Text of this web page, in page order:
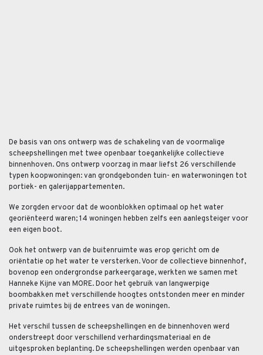
De basis van ons ontwerp was de schakeling van de voormalige
scheepshellingen met twee openbaar toegankelijke collectieve
binnenhoven. Ons ontwerp voorzag in maar liefst 26 verschillende
typen koopwoningen: van grondgebonden tuin- en waterwoningen tot
portiek- en galerijappartementen.
We zorgden ervoor dat de woonblokken optimaal op het water
georiënteerd waren; 14 woningen hebben zelfs een aanlegsteiger voor
een eigen boot.
Ook het ontwerp van de buitenruimte was erop gericht om de
oriëntatie op het water te versterken. Voor de collectieve binnenhof,
bovenop een ondergrondse parkeergarage, werkten we samen met
Hanneke Kijne van MORE. Door het gebruik van langwerpige
boombakken met verschillende hoogtes ontstonden meer en minder
private ruimtes bij de entrees van de woningen.
Het verschil tussen de scheepshellingen en de binnenhoven werd
onderstreept door verschillend verhardingsmateriaal en de
uitgesproken beplanting. De scheepshellingen werden openbaar van